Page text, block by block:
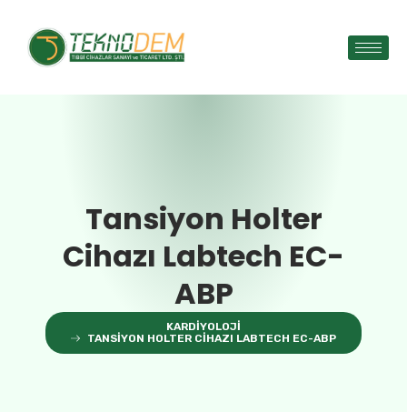
Tansiyon Holter
Cihazı Labtech EC-
ABP
KARDIYOLOJI
TANSIYON HOLTER CIHAZI LABTECH EC-ABP